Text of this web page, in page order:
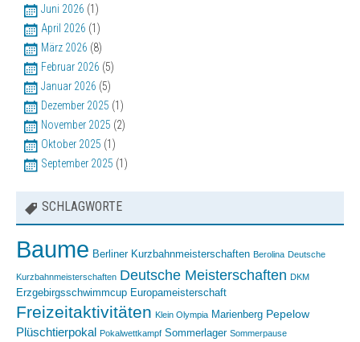
Juni 2026 (1)
April 2026 (1)
März 2026 (8)
Februar 2026 (5)
Januar 2026 (5)
Dezember 2025 (1)
November 2025 (2)
Oktober 2025 (1)
September 2025 (1)
SCHLAGWORTE
Baume Berliner Kurzbahnmeisterschaften Berolina Deutsche
Kurzbahnmeisterschaften Deutsche Meisterschaften DKM
Erzgebirgsschwimmcup Europameisterschaft
Freizeitaktivitäten Klein Olympia Marienberg Pepelow
Plüschtierpokal Pokalwettkampf Sommerlager Sommerpause